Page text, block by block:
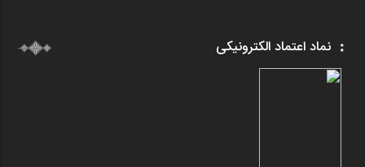
نماد اعتماد الکترونیکی